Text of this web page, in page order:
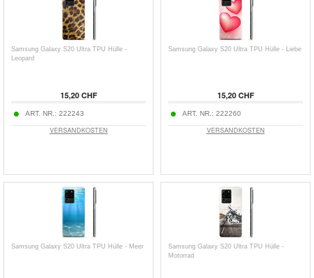
Samsung Galaxy S20 Ultra TPU Hülle -
Leopard
15,20 CHF
ART. NR.: 222243
VERSANDKOSTEN
Samsung Galaxy S20 Ultra TPU Hülle - Liebe
15,20 CHF
ART. NR.: 222260
VERSANDKOSTEN
Samsung Galaxy S20 Ultra TPU Hülle - Meer
Samsung Galaxy S20 Ultra TPU Hülle -
Motorrad